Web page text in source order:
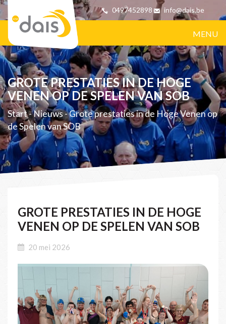
0497452898 info@dais.be
MENU
GROTE PRESTATIES IN DE HOGE
VENEN OP DE SPELEN VAN SOB
Start-Nieuws-Grote prestaties in de Hoge Venen op
de Spelen van SOB
GROTE PRESTATIES IN DE HOGE
VENEN OP DE SPELEN VAN SOB
20 mei 2026